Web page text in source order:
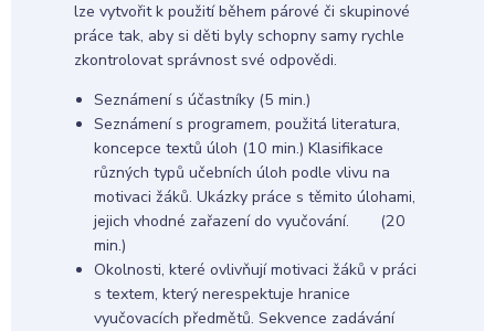
lze vytvořit k použití během párové či skupinové
práce tak, aby si děti byly schopny samy rychle
zkontrolovat správnost své odpovědi.
Seznámení s účastníky (5 min.)
Seznámení s programem, použitá literatura,
koncepce textů úloh (10 min.) Klasifikace
různých typů učebních úloh podle vlivu na
motivaci žáků. Ukázky práce s těmito úlohami,
jejich vhodné zařazení do vyučování. (20
min.)
Okolnosti, které ovlivňují motivaci žáků v práci
s textem, který nerespektuje hranice
vyučovacích předmětů. Sekvence zadávání